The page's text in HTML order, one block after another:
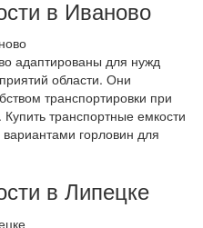
в Иваново
адаптированы для нужд
области. Они
транспортировки при
транспортные емкости
горловин для
в Липецке